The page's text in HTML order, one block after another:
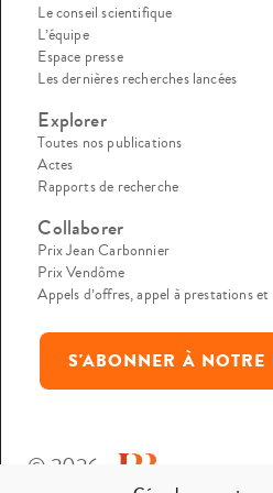
Le conseil scientifique
L’équipe
Espace presse
Les dernières recherches lancées
Explorer
Toutes nos publications
Actes
Rapports de recherche
Collaborer
Prix Jean Carbonnier
Prix Vendôme
Appels d’offres, appel à prestations
S'ABONNER À
© 2026